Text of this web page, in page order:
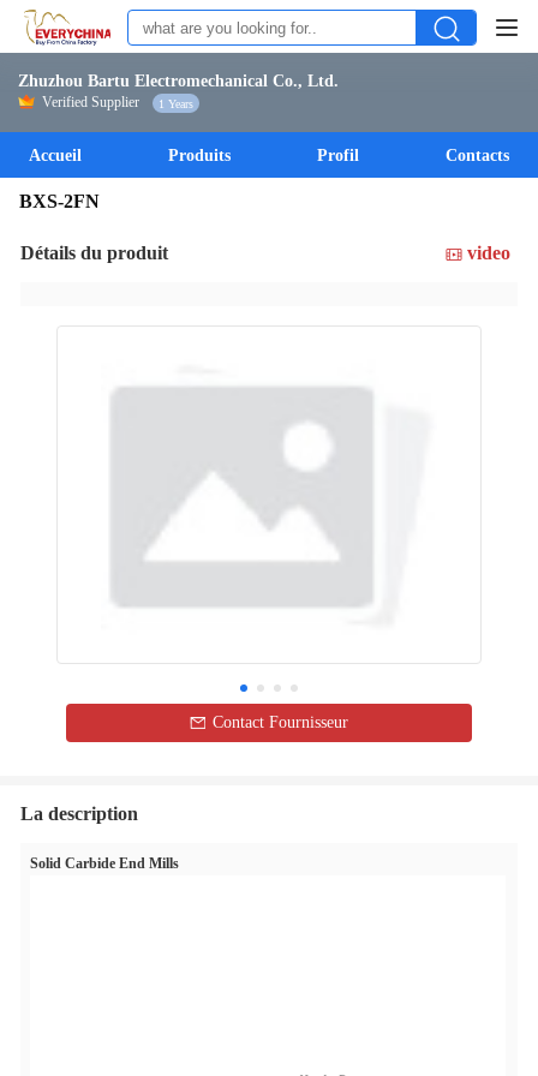
Zhuzhou Bartu Electromechanical Co., Ltd.
Verified Supplier 1 Years
Accueil Produits Profil Contacts
BXS-2FN
Détails du produit video
Contact Fournisseur
La description
Solid Carbide End Mills